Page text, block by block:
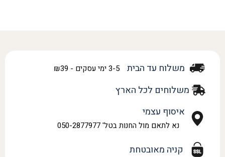
משלוח עד הבית 3-5 ימי עסקים - ₪39
משלוחים לכל הארץ
איסוף עצמי
נא לתאם מול החנות בטל' 050-2877977
קניה מאובטחת